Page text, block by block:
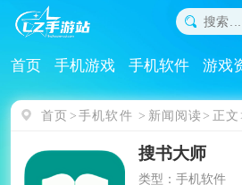
首页 手机游戏 手机软件 游戏
首页 手机软件 新闻阅读 正文
搜书大师
类型：手机软件